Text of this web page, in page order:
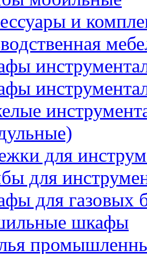
и
для
для
для газовых
шкафы